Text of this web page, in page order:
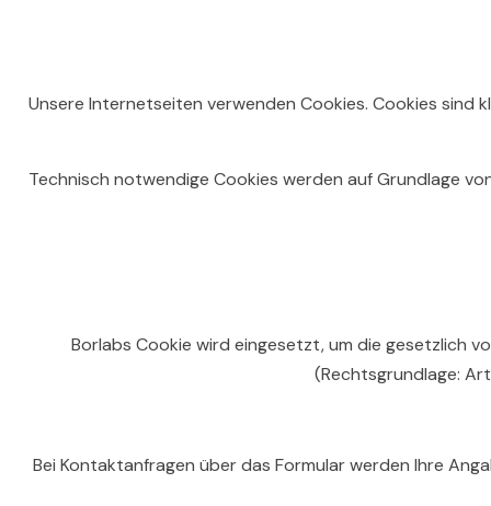
Unsere Internetseiten verwenden Cookies. Cookies sind
Technisch notwendige Cookies werden auf Grundlage
Borlabs Cookie wird eingesetzt, um die gesetzlich
(Rechtsgrundlage:
Bei Kontaktanfragen über das Formular werden Ihre